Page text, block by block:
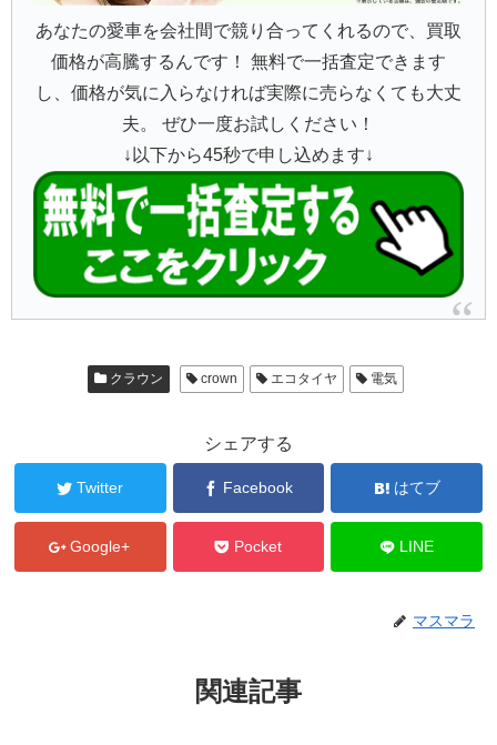
あなたの愛車を会社間で競り合ってくれるので、買取
価格が高騰するんです！ 無料で一括査定できます
し、価格が気に入らなければ実際に売らなくても大丈
夫。 ぜひ一度お試しください！
↓以下から45秒で申し込めます↓
クラウン crown エコタイヤ 電気
シェアする
Twitter Facebook はてブ
Google+ Pocket LINE
マスマラ
関連記事